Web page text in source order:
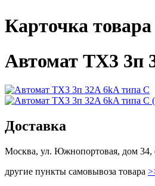
Карточка товара
Автомат TX3 3п
Доставка
Москва, ул. Южнопортовая, дом 34,
другие пункты самовывоза товара